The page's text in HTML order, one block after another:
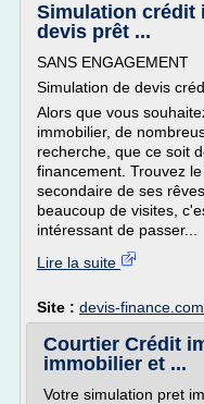
Simulation crédit
devis prêt ...
SANS ENGAGEMENT
Simulation de devis
Alors que vous
immobilier, de
recherche, que ce soit
financement. Trouvez
secondaire de ses
beaucoup de visites,
intéressant de passer...
Lire la suite
Site : devis-finance.com
Courtier Crédit
immobilier et ...
Votre simulation pret